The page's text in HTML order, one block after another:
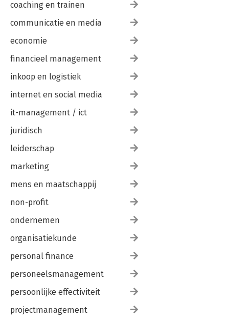
coaching en trainen
communicatie en media
economie
financieel management
inkoop en logistiek
internet en social media
it-management / ict
juridisch
leiderschap
marketing
mens en maatschappij
non-profit
ondernemen
organisatiekunde
personal finance
personeelsmanagement
persoonlijke effectiviteit
projectmanagement